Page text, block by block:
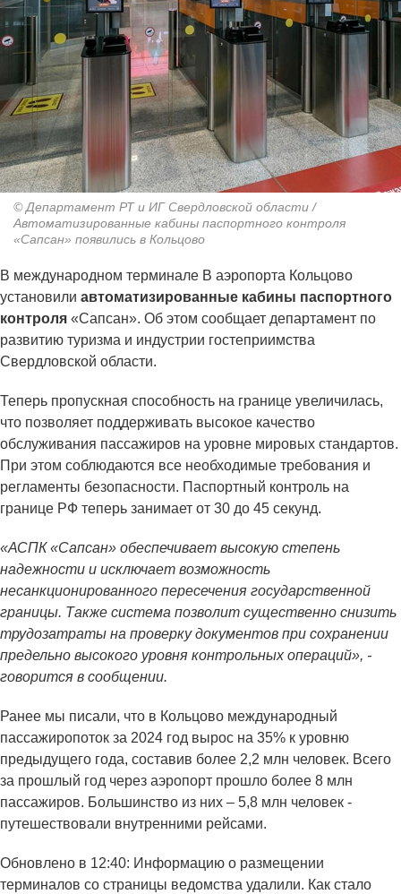
© Департамент РТ и ИГ Свердловской области /
Автоматизированные кабины паспортного контроля
«Сапсан» появились в Кольцово
В международном терминале В аэропорта Кольцово
установили автоматизированные кабины паспортного
контроля «Сапсан». Об этом сообщает департамент по
развитию туризма и индустрии гостеприимства
Свердловской области.
Теперь пропускная способность на границе увеличилась,
что позволяет поддерживать высокое качество
обслуживания пассажиров на уровне мировых стандартов.
При этом соблюдаются все необходимые требования и
регламенты безопасности. Паспортный контроль на
границе РФ теперь занимает от 30 до 45 секунд.
«АСПК «Сапсан» обеспечивает высокую степень
надежности и исключает возможность
несанкционированного пересечения государственной
границы. Также система позволит существенно снизить
трудозатраты на проверку документов при сохранении
предельно высокого уровня контрольных операций», -
говорится в сообщении.
Ранее мы писали, что в Кольцово международный
пассажиропоток за 2024 год вырос на 35% к уровню
предыдущего года, составив более 2,2 млн человек. Всего
за прошлый год через аэропорт прошло более 8 млн
пассажиров. Большинство из них – 5,8 млн человек -
путешествовали внутренними рейсами.
Обновлено в 12:40: Информацию о размещении
терминалов со страницы ведомства удалили. Как стало